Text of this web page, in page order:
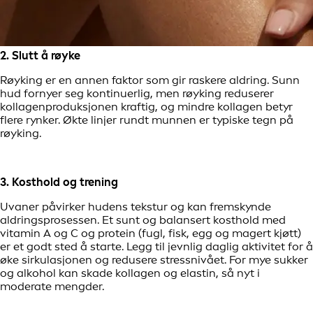
2. Slutt å røyke
Røyking er en annen faktor som gir raskere aldring. Sunn
hud fornyer seg kontinuerlig, men røyking reduserer
kollagenproduksjonen kraftig, og mindre kollagen betyr
flere rynker. Økte linjer rundt munnen er typiske tegn på
røyking.
3. Kosthold og trening
Uvaner påvirker hudens tekstur og kan fremskynde
aldringsprosessen. Et sunt og balansert kosthold med
vitamin A og C og protein (fugl, fisk, egg og magert kjøtt)
er et godt sted å starte. Legg til jevnlig daglig aktivitet for å
øke sirkulasjonen og redusere stressnivået. For mye sukker
og alkohol kan skade kollagen og elastin, så nyt i
moderate mengder.